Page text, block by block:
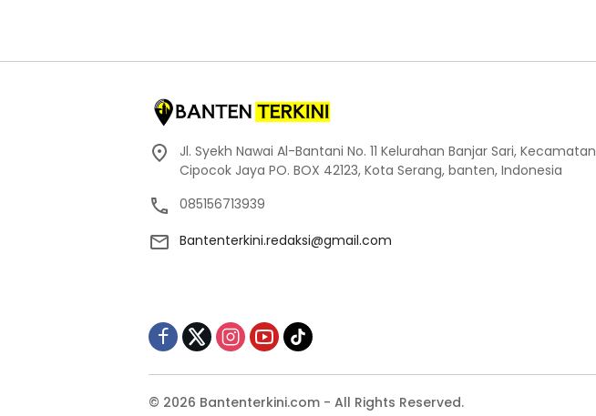
Jl. Syekh Nawai Al-Bantani No. 11 Kelurahan Banjar Sari, Kecamatan
Cipocok Jaya PO. BOX 42123, Kota Serang, banten, Indonesia
085156713939
Bantenterkini.redaksi@gmail.com
© 2026 Bantenterkini.com - All Rights Reserved.